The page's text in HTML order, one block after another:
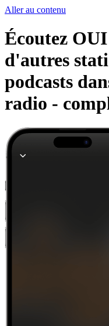
Aller au contenu
Écoutez
d'autres
podcasts
radio -